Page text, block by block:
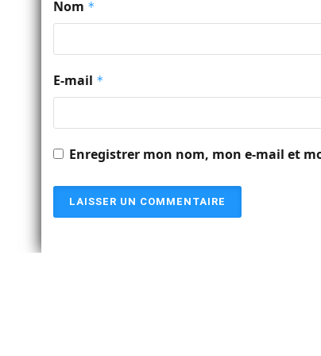
Nom *
E-mail *
Enregistrer mon nom, mon e-mail et